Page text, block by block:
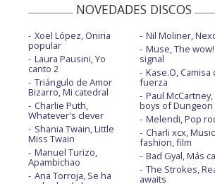
NOVEDADES DISCOS
Xoel López, Oniria
popular
Laura Pausini, Yo
canto 2
Triángulo de Amor
Bizarro, Mi catedral
Charlie Puth,
Whatever's clever
Shania Twain, Little
Miss Twain
Manuel Turizo,
Apambichao
Ana Torroja, Se ha
Nil Moliner,
Muse, The wow!
signal
Kase.O, Camisa
fuerza
Paul McCartney,
boys of Dungeon
Melendi, Pop
Charli xcx,
fashion, film
Bad Gyal, Más
The Strokes,
awaits